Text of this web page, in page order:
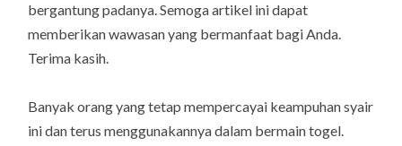
bergantung padanya. Semoga artikel ini dapat
memberikan wawasan yang bermanfaat bagi Anda.
Terima kasih.
Banyak orang yang tetap mempercayai keampuhan syair
ini dan terus menggunakannya dalam bermain togel.